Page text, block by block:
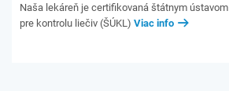
Naša lekáreň je certifikovaná štátnym ústavom
pre kontrolu liečiv (ŠÚKL) Viac info